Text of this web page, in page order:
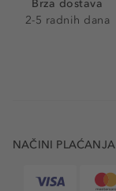
Brza dostava
2-5 radnih dana
NAČINI PLAĆANJA